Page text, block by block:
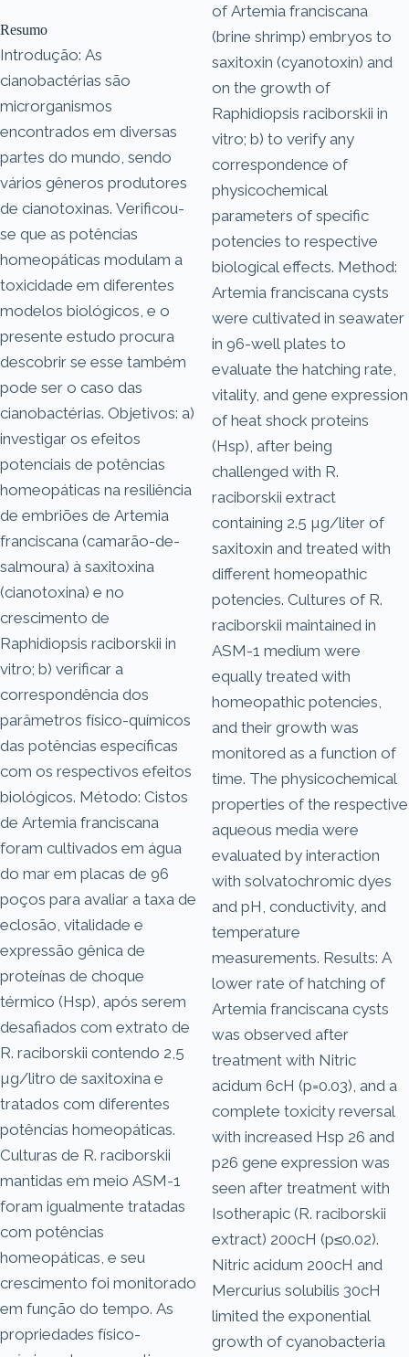
Resumo
Introdução: As
cianobactérias são
microrganismos
encontrados em diversas
partes do mundo, sendo
vários gêneros produtores
de cianotoxinas. Verificou-
se que as potências
homeopáticas modulam a
toxicidade em diferentes
modelos biológicos, e o
presente estudo procura
descobrir se esse também
pode ser o caso das
cianobactérias. Objetivos: a)
investigar os efeitos
potenciais de potências
homeopáticas na resiliência
de embriões de Artemia
franciscana (camarão-de-
salmoura) à saxitoxina
(cianotoxina) e no
crescimento de
Raphidiopsis raciborskii in
vitro; b) verificar a
correspondência dos
parâmetros físico-químicos
das potências específicas
com os respectivos efeitos
biológicos. Método: Cistos
de Artemia franciscana
foram cultivados em água
do mar em placas de 96
poços para avaliar a taxa de
eclosão, vitalidade e
expressão gênica de
proteínas de choque
térmico (Hsp), após serem
desafiados com extrato de
R. raciborskii contendo 2,5
µg/litro de saxitoxina e
tratados com diferentes
potências homeopáticas.
Culturas de R. raciborskii
mantidas em meio ASM-1
foram igualmente tratadas
com potências
homeopáticas, e seu
crescimento foi monitorado
em função do tempo. As
propriedades físico-
of Artemia franciscana
(brine shrimp) embryos to
saxitoxin (cyanotoxin) and
on the growth of
Raphidiopsis raciborskii in
vitro; b) to verify any
correspondence of
physicochemical
parameters of specific
potencies to respective
biological effects. Method:
Artemia franciscana cysts
were cultivated in seawater
in 96-well plates to
evaluate the hatching rate,
vitality, and gene expression
of heat shock proteins
(Hsp), after being
challenged with R.
raciborskii extract
containing 2.5 µg/liter of
saxitoxin and treated with
different homeopathic
potencies. Cultures of R.
raciborskii maintained in
ASM-1 medium were
equally treated with
homeopathic potencies,
and their growth was
monitored as a function of
time. The physicochemical
properties of the respective
aqueous media were
evaluated by interaction
with solvatochromic dyes
and pH, conductivity, and
temperature
measurements. Results: A
lower rate of hatching of
Artemia franciscana cysts
was observed after
treatment with Nitric
acidum 6cH (p=0.03), and a
complete toxicity reversal
with increased Hsp 26 and
p26 gene expression was
seen after treatment with
Isotherapic (R. raciborskii
extract) 200cH (p≤0.02).
Nitric acidum 200cH and
Mercurius solubilis 30cH
limited the exponential
growth of cyanobacteria